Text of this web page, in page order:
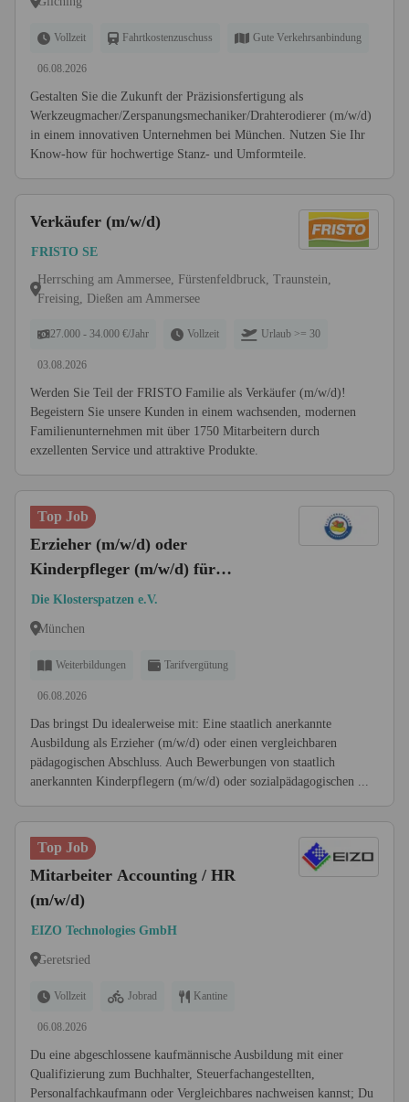
Vollzeit Fahrtkostenzuschuss Gute Verkehrsanbindung
06.08.2026
Gestalten Sie die Zukunft der Präzisionsfertigung als
Werkzeugmacher/Zerspanungsmechaniker/Drahterodierer (m/w/d)
in einem innovativen Unternehmen bei München. Nutzen Sie Ihr
Know-how für hochwertige Stanz- und Umformteile.
Verkäufer (m/w/d)
FRISTO SE
Herrsching am Ammersee, Fürstenfeldbruck, Traunstein,
Freising, Dießen am Ammersee
27.000 - 34.000 €/Jahr Vollzeit Urlaub >= 30
03.08.2026
Werden Sie Teil der FRISTO Familie als Verkäufer (m/w/d)!
Begeistern Sie unsere Kunden in einem wachsenden, modernen
Familienunternehmen mit über 1750 Mitarbeitern durch
exzellenten Service und attraktive Produkte.
Top Job
Erzieher (m/w/d) oder
Kinderpfleger (m/w/d) für
Kinderkrippe in München-
Solln/Pullach | TVöD | Teilzeit
Die Klosterspatzen e.V.
München
Weiterbildungen Tarifvergütung
06.08.2026
Das bringst Du idealerweise mit: Eine staatlich anerkannte
Ausbildung als Erzieher (m/w/d) oder einen vergleichbaren
pädagogischen Abschluss. Auch Bewerbungen von staatlich
anerkannten Kinderpflegern (m/w/d) oder sozialpädagogischen ...
Top Job
Mitarbeiter Accounting / HR
(m/w/d)
EIZO Technologies GmbH
Geretsried
Vollzeit Jobrad Kantine
06.08.2026
Du eine abgeschlossene kaufmännische Ausbildung mit einer
Qualifizierung zum Buchhalter, Steuerfachangestellten,
Personalfachkaufmann oder Vergleichbares nachweisen kannst; Du